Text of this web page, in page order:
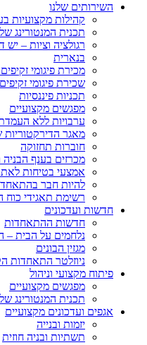
השירותים שלנו
קהילות מקצועיות
תכנית המנטורינג
רגולציה וציות –
בנארית
מכירת פיגומי
שכירת פיגומי
תכניות פיננסיות
מפגשים מקצועיים
ערבויות ללא
מאגר
חוברות תחזוקה
מכרזים בענף
אמצעי בטיחות
להיות חבר
רשימת תאגידי כוח
חדשות ועדכונים
חדשות ההתאחדות
נלחמים על הבית –
מגזין הבונים
ניוזלטר התאחדות
פיתוח מקצועי וניהול
מפגשים מקצועיים
תכנית המנטורינג
אגפים ועדכונים מקצועיים
יזמות ובנייה
תשתיות ובניה חוזית